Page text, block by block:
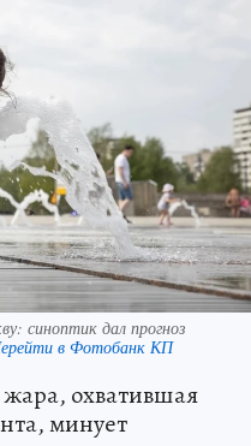
синоптик дал прогноз
в Фотобанк КП
охватившая
минует